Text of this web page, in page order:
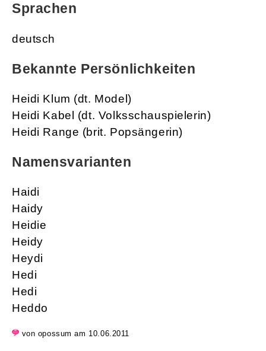
Sprachen
deutsch
Bekannte Persönlichkeiten
Heidi Klum (dt. Model)
Heidi Kabel (dt. Volksschauspielerin)
Heidi Range (brit. Popsängerin)
Namensvarianten
Haidi
Haidy
Heidie
Heidy
Heydi
Hedi
Hedi
Heddo
von opossum am 10.06.2011